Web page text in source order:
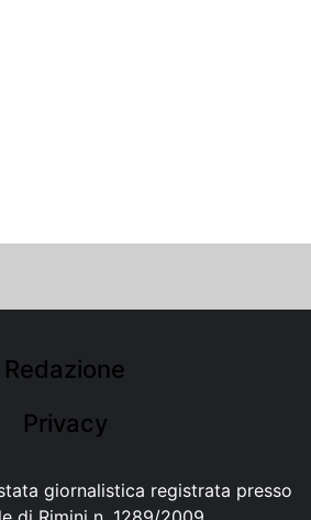
Redazione
Privacy
giornalistica registrata presso